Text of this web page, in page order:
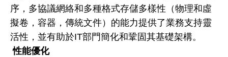
序，多協議網絡和多種格式存儲多樣性（物理和虛
擬卷，容器，傳統文件）的能力提供了業務支持靈
活性，並有助於IT部門簡化和鞏固其基礎架構。
性能優化